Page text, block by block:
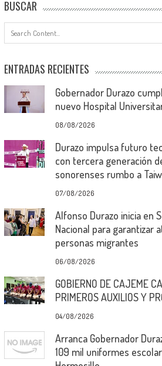
BUSCAR
ENTRADAS RECIENTES
Gobernador Durazo
nuevo Hospital
08/08/2026
Durazo impulsa futuro
con tercera generación
sonorenses rumbo a
07/08/2026
Alfonso Durazo inicia en
Nacional para garantizar
personas migrantes
06/08/2026
GOBIERNO DE CAJEME
PRIMEROS AUXILIOS Y
04/08/2026
Arranca Gobernador
109 mil uniformes